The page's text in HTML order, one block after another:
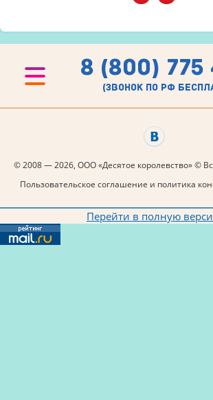
8 (800) 775
(звонок по рф
© 2008 — 2026, ООО «Десятое королевство» ©
Пользовательское соглашение и политика
Перейти в полную